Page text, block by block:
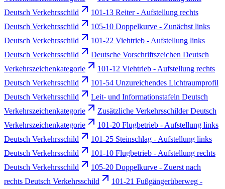
Deutsch Verkehrsschild
101-13 Reiter - Aufstellung rechts
Deutsch Verkehrsschild
105-10 Doppelkurve - Zunächst links
Deutsch Verkehrsschild
101-22 Viehtrieb - Aufstellung links
Deutsch Verkehrsschild
Deutsche Vorschriftszeichen Deutsch
Verkehrszeichenkategorie
101-12 Viehtrieb - Aufstellung rechts
Deutsch Verkehrsschild
101-54 Unzureichendes Lichtraumprofil
Deutsch Verkehrsschild
Leit- und Informationstafeln Deutsch
Verkehrszeichenkategorie
Zusätzliche Verkehrsschilder Deutsch
Verkehrszeichenkategorie
101-20 Flugbetrieb - Aufstellung links
Deutsch Verkehrsschild
101-25 Steinschlag - Aufstellung links
Deutsch Verkehrsschild
101-10 Flugbetrieb - Aufstellung rechts
Deutsch Verkehrsschild
105-20 Doppelkurve - Zuerst nach
rechts Deutsch Verkehrsschild
101-21 Fußgängerüberweg -